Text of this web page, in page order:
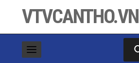
VTVCANTHO.VN